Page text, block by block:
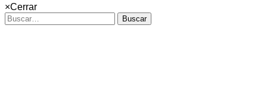
×Cerrar
Buscar